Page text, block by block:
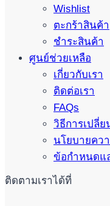
Wishlist
ตะกร้าสินค้า
ชำระสินค้า
ศูนย์ช่วยเหลือ
เกี่ยวกับเรา
ติดต่อเรา
FAQs
วิธีการเปลี่
นโยบายคว
ข้อกำหนดแ
ติดตามเราได้ที่